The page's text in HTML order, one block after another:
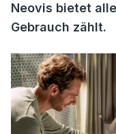
Neovis bietet
Gebrauch zählt.